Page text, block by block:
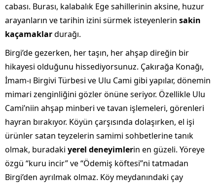
cabası. Burası, kalabalık Ege sahillerinin aksine, huzur
arayanların ve tarihin izini sürmek isteyenlerin sakin
kaçamaklardurağı.
Birgi’de gezerken, her taşın, her ahşap direğin bir
hikayesi olduğunu hissediyorsunuz. Çakırağa Konağı,
İmam-ı Birgivi Türbesi ve Ulu Cami gibi yapılar, dönemin
mimari zenginliğini gözler önüne seriyor. Özellikle Ulu
Cami’niin ahşap minberi ve tavan işlemeleri, görenleri
hayran bırakıyor. Köyün çarşısında dolaşırken, el işi
ürünler satan teyzelerin samimi sohbetlerine tanık
olmak, buradaki yerel deneyimlerin en güzeli. Yöreye
özgü “kuru incir” ve “Ödemiş köftesi”ni tatmadan
Birgi’den ayrılmak olmaz. Köy meydanındaki çay